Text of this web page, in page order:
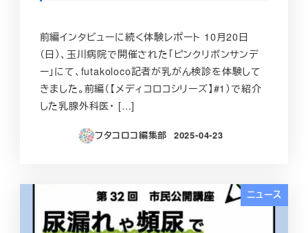
前編インタビューに続く体験レポート 10月20日
（日）、玉川病院で開催された「ピンクリボンサンデ
ー」にて、futakoloco記者が乳がん検診を体験して
きました。前編（【メディコロコシリーズ】#1）で紹介
した乳腺外科医・ […]
フタコロコ編集部
投稿日
2025-04-23
ニュース